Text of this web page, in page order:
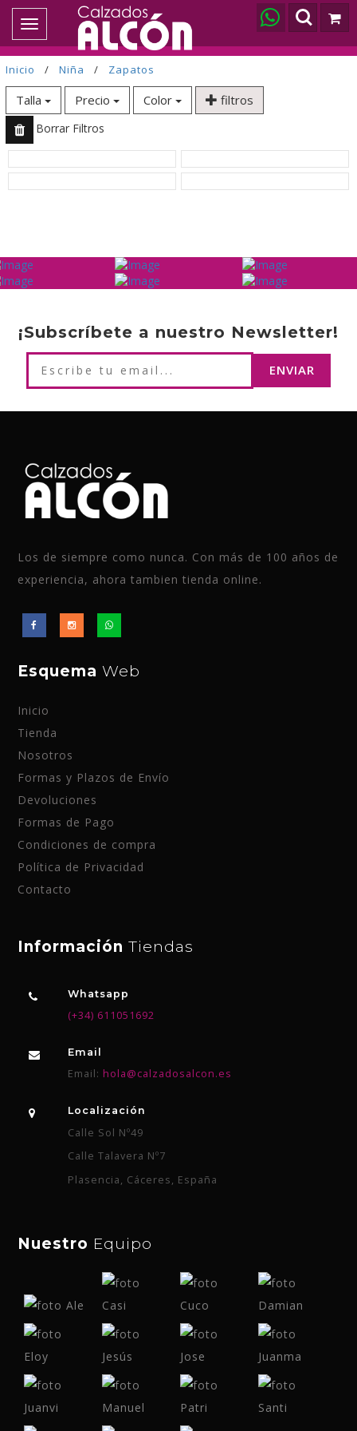
Toggle
Inicio / Niña / Zapatos
Talla Precio Color filtros
Borrar Filtros
¡Subscríbete a nuestro Newsletter!
Los de siempre como nunca. Con más de 100 años de
experiencia, ahora tambien tienda online.
Esquema Web
Inicio
Tienda
Nosotros
Formas y Plazos de Envío
Devoluciones
Formas de Pago
Condiciones de compra
Política de Privacidad
Contacto
InformaciónTiendas
Whatsapp
(+34) 611051692
Email
Email: hola@calzadosalcon.es
Localización
Calle Sol Nº49
Calle Talavera Nº7
Plasencia, Cáceres, España
Nuestro Equipo